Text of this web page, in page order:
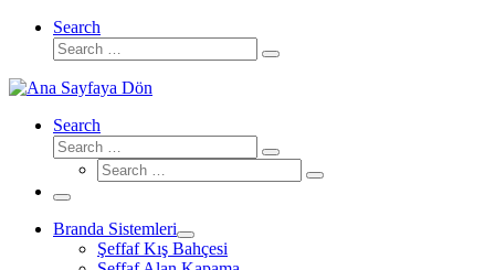
Search
Search
Search
Search
Search
Search
Search
Search
Menü
Branda Sistemleri
Şeffaf Kış Bahçesi